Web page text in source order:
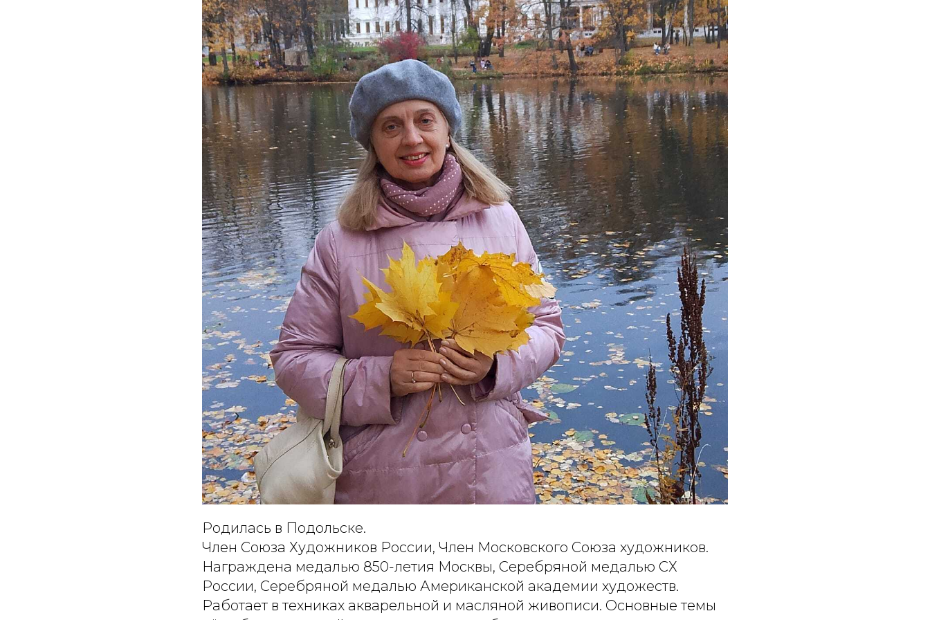
Родилась в Подольске.
Член Союза Художников России, Член Московского Союза художников.
Награждена медалью 850-летия Москвы, Серебряной медалью СХ
России, Серебряной медалью Американской академии художеств.
Работает в техниках акварельной и масляной живописи. Основные темы